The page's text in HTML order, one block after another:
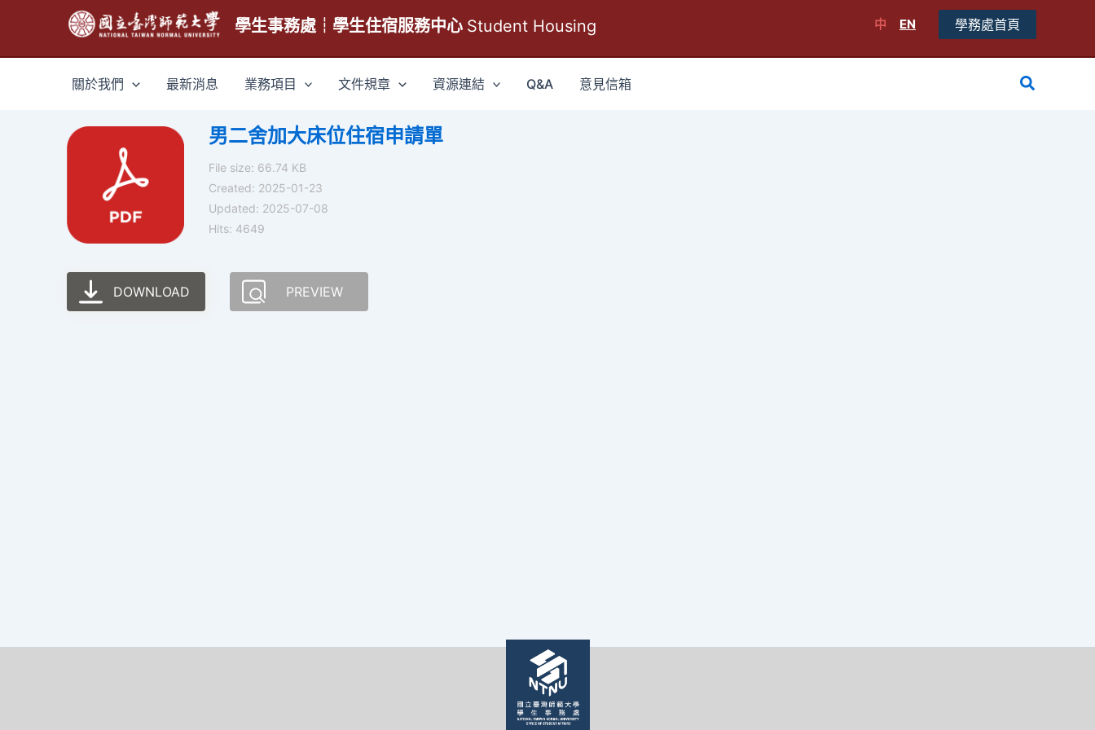
主
學生事務處┆學生住宿服務中心 Student Housing 中 EN 學務處首頁
關於我們 最新消息 業務項目 文件規章 資源連結 Q&A 意見信箱
搜
男二舍加大床位住宿申請單
File size: 66.74 KB
Created: 2025-01-23
Updated: 2025-07-08
Hits: 4649
DOWNLOAD PREVIEW